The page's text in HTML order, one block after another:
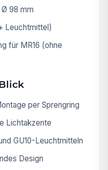
Ø 98 mm
Leuchtmittel)
für MR16 (ohne
per Sprengring
Lichtakzente
GU10-Leuchtmitteln
Design